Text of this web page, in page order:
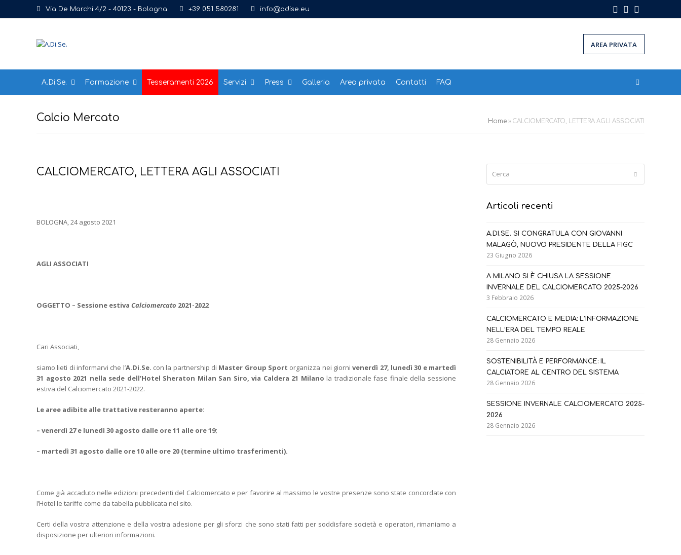
Via De Marchi 4/2 - 40123 - Bologna +39 051 580281 info@adise.eu Facebook
Instagram
AREA PRIVATA
A.Di.Se. Formazione Tesseramenti 2026 Servizi Press Galleria Area privata Contatti FAQ
Calcio Mercato Home » CALCIOMERCATO, LETTERA AGLI ASSOCIATI
CALCIOMERCATO, LETTERA AGLI ASSOCIATI
BOLOGNA, 24 agosto 2021
AGLI ASSOCIATI
OGGETTO – Sessione estiva Calciomercato 2021-2022
Cari Associati,
siamo lieti di informarvi che l’A.Di.Se. con la partnership di Master Group Sport organizza nei giorni venerdì 27, lunedì 30 e martedì
31 agosto 2021 nella sede dell’Hotel Sheraton Milan San Siro, via Caldera 21 Milano la tradizionale fase finale della sessione
estiva del Calciomercato 2021-2022.
Le aree adibite alle trattative resteranno aperte:
– venerdì 27 e lunedì 30 agosto dalle ore 11 alle ore 19;
– martedì 31 agosto dalle ore 10 alle ore 20 (termine ultimo trasferimenti).
Come già accaduto nelle edizioni precedenti del Calciomercato e per favorire al massimo le vostre presenze sono state concordate con
l’Hotel le tariffe come da tabella pubblicata nel sito.
Certi della vostra attenzione e della vostra adesione per gli sforzi che sono stati fatti per soddisfare società e operatori, rimaniamo a
disposizione per ulteriori informazioni.
Articoli recenti
A.DI.SE. SI CONGRATULA CON GIOVANNI
MALAGÒ, NUOVO PRESIDENTE DELLA FIGC
23 Giugno 2026
A MILANO SI È CHIUSA LA SESSIONE
INVERNALE DEL CALCIOMERCATO 2025-2026
3 Febbraio 2026
CALCIOMERCATO E MEDIA: L’INFORMAZIONE
NELL’ERA DEL TEMPO REALE
28 Gennaio 2026
SOSTENIBILITÀ E PERFORMANCE: IL
CALCIATORE AL CENTRO DEL SISTEMA
28 Gennaio 2026
SESSIONE INVERNALE CALCIOMERCATO 2025-
2026
28 Gennaio 2026